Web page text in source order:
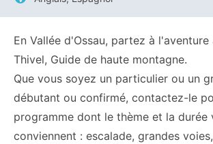
En Vallée d'Ossau, partez à l'aventure
Thivel, Guide de haute montagne.
Que vous soyez un particulier ou un
débutant ou confirmé, contactez-le
programme dont le thème et la durée
conviennent : escalade, grandes